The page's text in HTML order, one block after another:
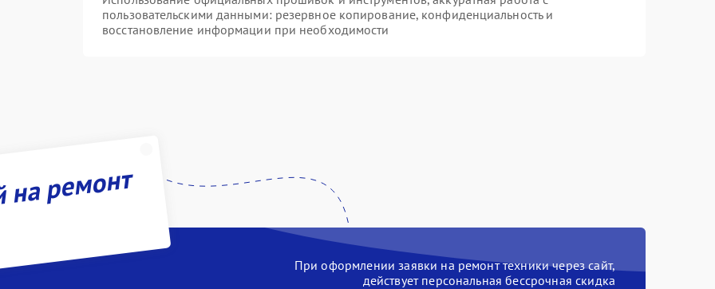
пользовательскими данными: резервное копирование, конфиденциальность и
восстановление информации при необходимости
ремонт
При оформлении заявки на ремонт техники через сайт,
действует персональная бессрочная скидка